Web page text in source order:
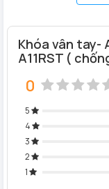
Khóa vân tay-
A11RST (
0
5
4
3
2
1